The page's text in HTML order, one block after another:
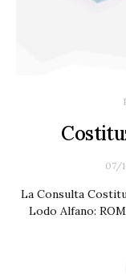
07/
La Consulta
Lodo Alfano: